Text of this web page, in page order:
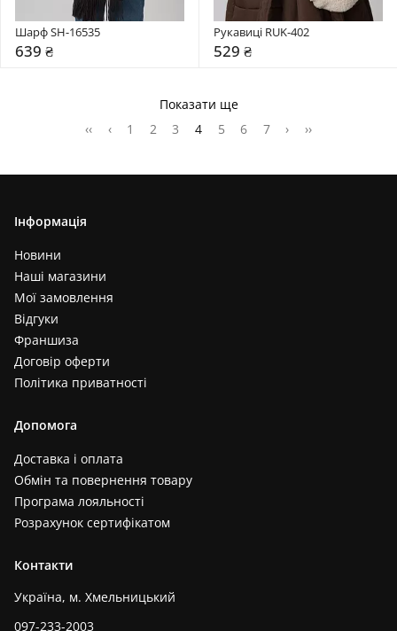
Шарф SH-16535
639 ₴
Рукавиці RUK-402
529 ₴
Показати ще
‹‹
‹ 1 2 3 4 5 6 7 › ››
Інформація
Новини
Наші магазини
Мої замовлення
Відгуки
Франшиза
Договір оферти
Політика приватності
Допомога
Доставка і оплата
Обмін та повернення товару
Програма лояльності
Розрахунок сертифікатом
Контакти
Україна, м. Хмельницький
097-233-2003